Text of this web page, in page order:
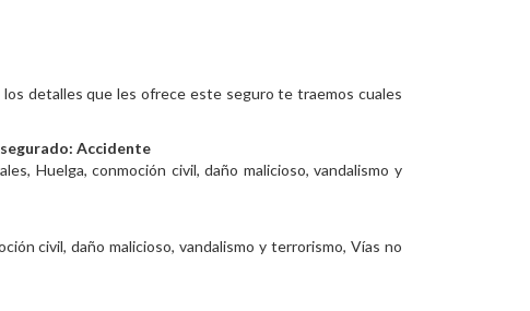
detalles que les ofrece este seguro te traemos cuales
Accidente
Huelga, conmoción civil, daño malicioso, vandalismo y
civil, daño malicioso, vandalismo y terrorismo, Vías no